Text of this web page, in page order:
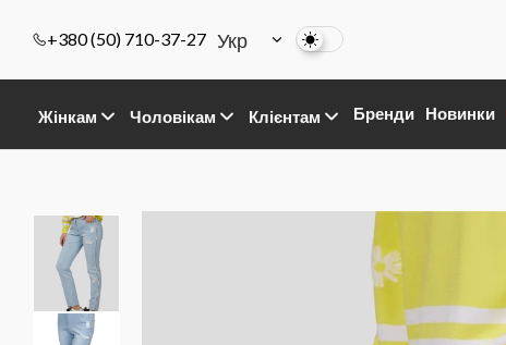
+380 (50) 710-37-27 Укр
Жінкам Чоловікам Клієнтам Бренди Новинки